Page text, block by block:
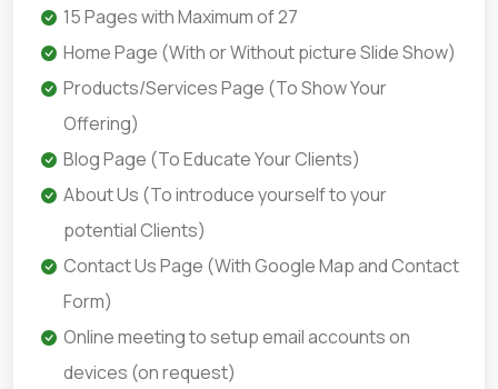
15 Pages with Maximum of 27
Home Page (With or Without picture Slide Show)
Products/Services Page (To Show Your
Offering)
Blog Page (To Educate Your Clients)
About Us (To introduce yourself to your
potential Clients)
Contact Us Page (With Google Map and Contact
Form)
Online meeting to setup email accounts on
devices (on request)